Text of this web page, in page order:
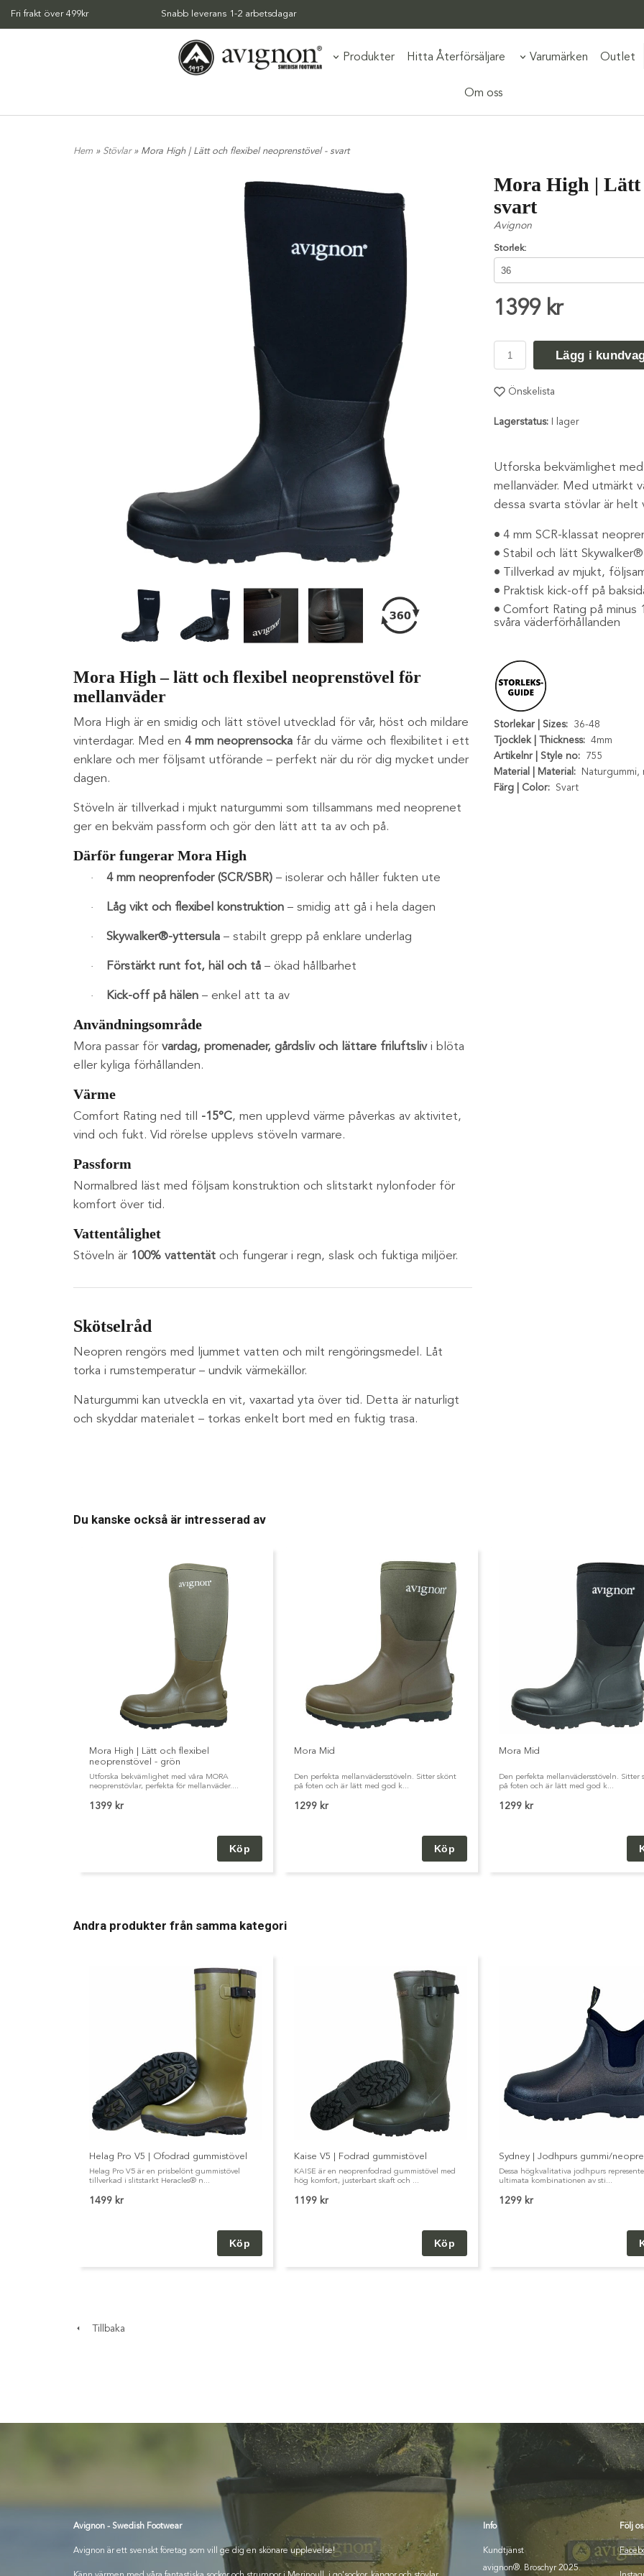
Fri frakt över 499kr Snabb leverans 1-2 arbetsdagar
Produkter Hitta Återförsäljare Varumärken Outlet
Om oss
Hem » Stövlar » Mora High | Lätt och flexibel neoprenstövel - svart
Mora High – lätt och flexibel neoprenstövel för
mellanväder
Mora High är en smidig och lätt stövel utvecklad för vår, höst och mildare
vinterdagar. Med en 4 mm neoprensocka får du värme och flexibilitet i ett
enklare och mer följsamt utförande – perfekt när du rör dig mycket under
dagen.
Stöveln är tillverkad i mjukt naturgummi som tillsammans med neoprenet
ger en bekväm passform och gör den lätt att ta av och på.
Därför fungerar Mora High
· 4 mm neoprenfoder (SCR/SBR) – isolerar och håller fukten ute
· Låg vikt och flexibel konstruktion – smidig att gå i hela dagen
· Skywalker®-yttersula – stabilt grepp på enklare underlag
· Förstärkt runt fot, häl och tå – ökad hållbarhet
· Kick-off på hälen – enkel att ta av
Användningsområde
Mora passar för vardag, promenader, gårdsliv och lättare friluftslivi blöta
eller kyliga förhållanden.
Värme
Comfort Rating ned till -15°C, men upplevd värme påverkas av aktivitet,
vind och fukt. Vid rörelse upplevs stöveln varmare.
Passform
Normalbred läst med följsam konstruktion och slitstarkt nylonfoder för
komfort över tid.
Vattentålighet
Stöveln är 100% vattentät och fungerar i regn, slask och fuktiga miljöer.
Skötselråd
Neopren rengörs med ljummet vatten och milt rengöringsmedel. Låt
torka i rumstemperatur – undvik värmekällor.
Naturgummi kan utveckla en vit, vaxartad yta över tid. Detta är naturligt
och skyddar materialet – torkas enkelt bort med en fuktig trasa.
Mora High | Lätt
svart
Avignon
Storlek:
1399 kr
Lägg i
Önskelista
Lagerstatus: I lager
Utforska bekvämlighet
mellanväder. Med utmärkt
dessa svarta stövlar är
4 mm SCR-klassat
Stabil och lätt
Tillverkad av mjukt,
Praktisk kick-off på
Comfort Rating på minus
svåra väderförhållanden
Storlekar | Sizes:
36-48
Tjocklek | Thickness: 4mm
Artikelnr | Style no:
755
Material | Material:
Naturgummi,
Färg | Color:
Svart
Du kanske också är intresserad av
Mora High | Lätt och flexibel
neoprenstövel - grön
Utforska bekvämlighet med våra MORA
neoprenstövlar, perfekta för mellanväder....
1399 kr
Mora Mid
Den perfekta mellanvädersstöveln. Sitter skönt
på foten och är lätt med god k...
1299 kr
Mora Mid
Den perfekta mellanvädersstöveln. Sitter
på foten och är lätt med god k...
1299 kr
Andra produkter från samma kategori
Helag Pro V5 | Ofodrad gummistövel
Helag Pro V5 är en prisbelönt gummistövel
tillverkad i slitstarkt Heracles® n...
1499 kr
Kaise V5 | Fodrad gummistövel
KAISE är en neoprenfodrad gummistövel med
hög komfort, justerbart skaft och ...
1199 kr
Sydney | Jodhpurs gummi/
Dessa högkvalitativa jodhpurs
ultimata kombinationen av sti...
1299 kr
Tillbaka
Avignon - Swedish Footwear
Avignon är ett svenskt företag som vill ge dig en skönare upplevelse!
Info
Kundtjänst
avignon®. Broschyr 2025.
Följ